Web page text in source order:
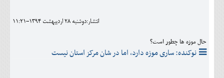
انتشار:دوشنبه 28 ارديبهشت 1394-11:21
حال موزه ها چطور است؟
نوکنده: ساری موزه دارد، اما در شان مرکز استان نیست